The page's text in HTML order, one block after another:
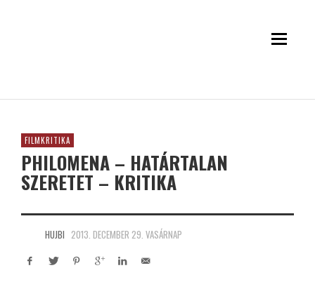
FILMKRITIKA
PHILOMENA – HATÁRTALAN
SZERETET – KRITIKA
HUJBI 2013. DECEMBER 29. VASÁRNAP